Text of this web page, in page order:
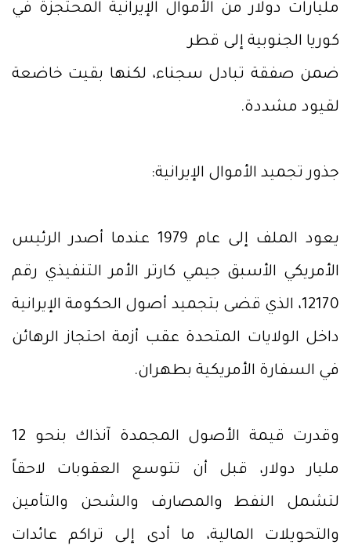
مليارات دولار من الأموال الإيرانية المحتجزة في
كوريا الجنوبية إلى قطر
ضمن صفقة تبادل سجناء، لكنها بقيت خاضعة
لقيود مشددة.
جذور تجميد الأموال الإيرانية:
يعود الملف إلى عام 1979 عندما أصدر الرئيس
الأمريكي الأسبق جيمي كارتر الأمر التنفيذي رقم
12170، الذي قضى بتجميد أصول الحكومة الإيرانية
داخل الولايات المتحدة عقب أزمة احتجاز الرهائن
في السفارة الأمريكية بطهران.
وقدرت قيمة الأصول المجمدة آنذاك بنحو 12
مليار دولار، قبل أن تتوسع العقوبات لاحقاً
لتشمل النفط والمصارف والشحن والتأمين
والتحويلات المالية، ما أدى إلى تراكم عائدات